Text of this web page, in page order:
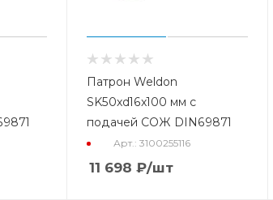
Патрон Weldon
SK50xd16x100 мм с
подачей СОЖ DIN69871
Арт.: 3100255116
11 698 ₽/шт